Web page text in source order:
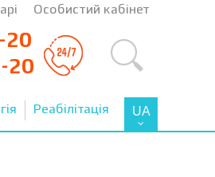
Особистий кабінет
20
20
Реабілітація UA